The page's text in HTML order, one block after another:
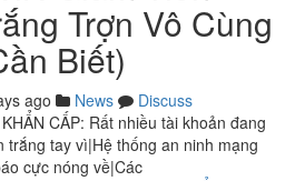
Trợn Vô Cùng
Biết)
ago News
Discuss
CẤP: Rất nhiều tài khoản đang
tay vì|Hệ thống an ninh mạng
cực nóng về|Các